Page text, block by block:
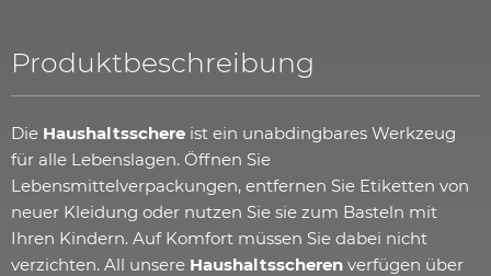
Produktbeschreibung
Die Haushaltsschere ist ein unabdingbares Werkzeug
für alle Lebenslagen. Öffnen Sie
Lebensmittelverpackungen, entfernen Sie Etiketten von
neuer Kleidung oder nutzen Sie sie zum Basteln mit
Ihren Kindern. Auf Komfort müssen Sie dabei nicht
verzichten. All unsere Haushaltsscheren verfügen über